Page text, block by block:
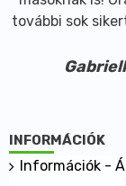
további sok
INFORMÁCIÓK
Információk -